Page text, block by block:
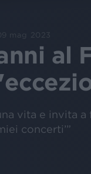
mag 2023
al
vita e invita
concerti’”